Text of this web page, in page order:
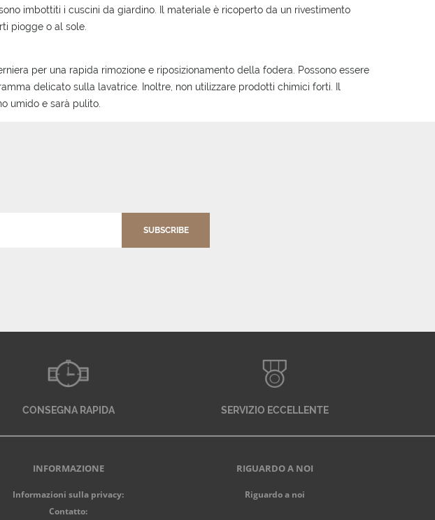
imbottiti i cuscini da giardino. Il materiale è ricoperto da un rivestimento
piogge o al sole.
per una rapida rimozione e riposizionamento della fodera. Possono essere
delicato sulla lavatrice. Inoltre, non utilizzare prodotti chimici forti. Il
umido e sarà pulito.
SUBSCRIBE
CONSEGNA RAPIDA SERVIZIO ECCELLENTE
INFORMAZIONE
Informazioni sulla privacy:
Contatto:
RIGUARDO A NOI
Riguardo a noi